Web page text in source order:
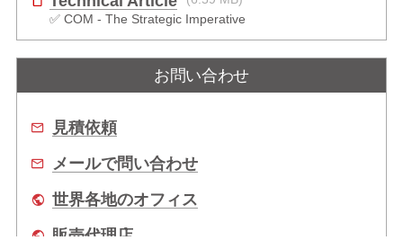
✅ COM - The Strategic Imperative
お問い合わせ
見積依頼
メールで問い合わせ
世界各地のオフィス
販売代理店